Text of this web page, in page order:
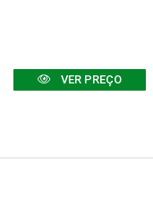
VER PREÇO